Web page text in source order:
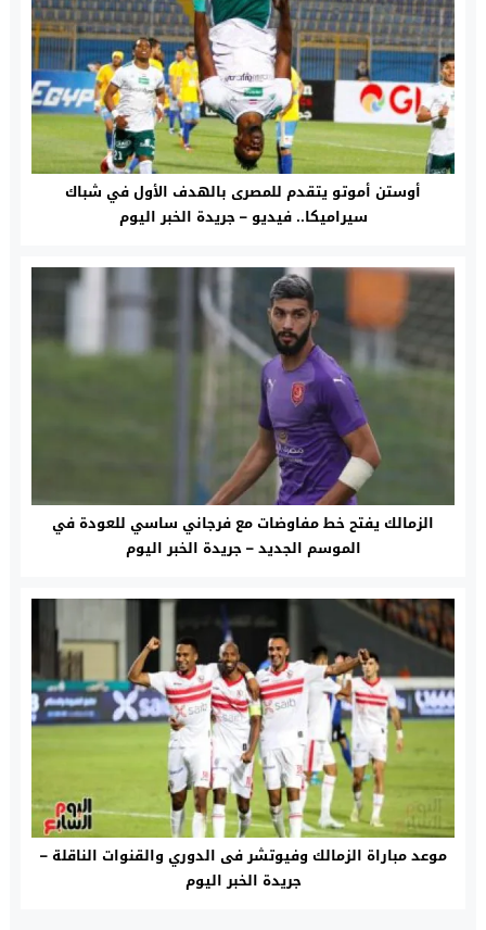
أوستن أموتو يتقدم للمصرى بالهدف الأول في شباك
سيراميكا.. فيديو – جريدة الخبر اليوم
الزمالك يفتح خط مفاوضات مع فرجاني ساسي للعودة في
الموسم الجديد – جريدة الخبر اليوم
موعد مباراة الزمالك وفيوتشر فى الدوري والقنوات الناقلة –
جريدة الخبر اليوم